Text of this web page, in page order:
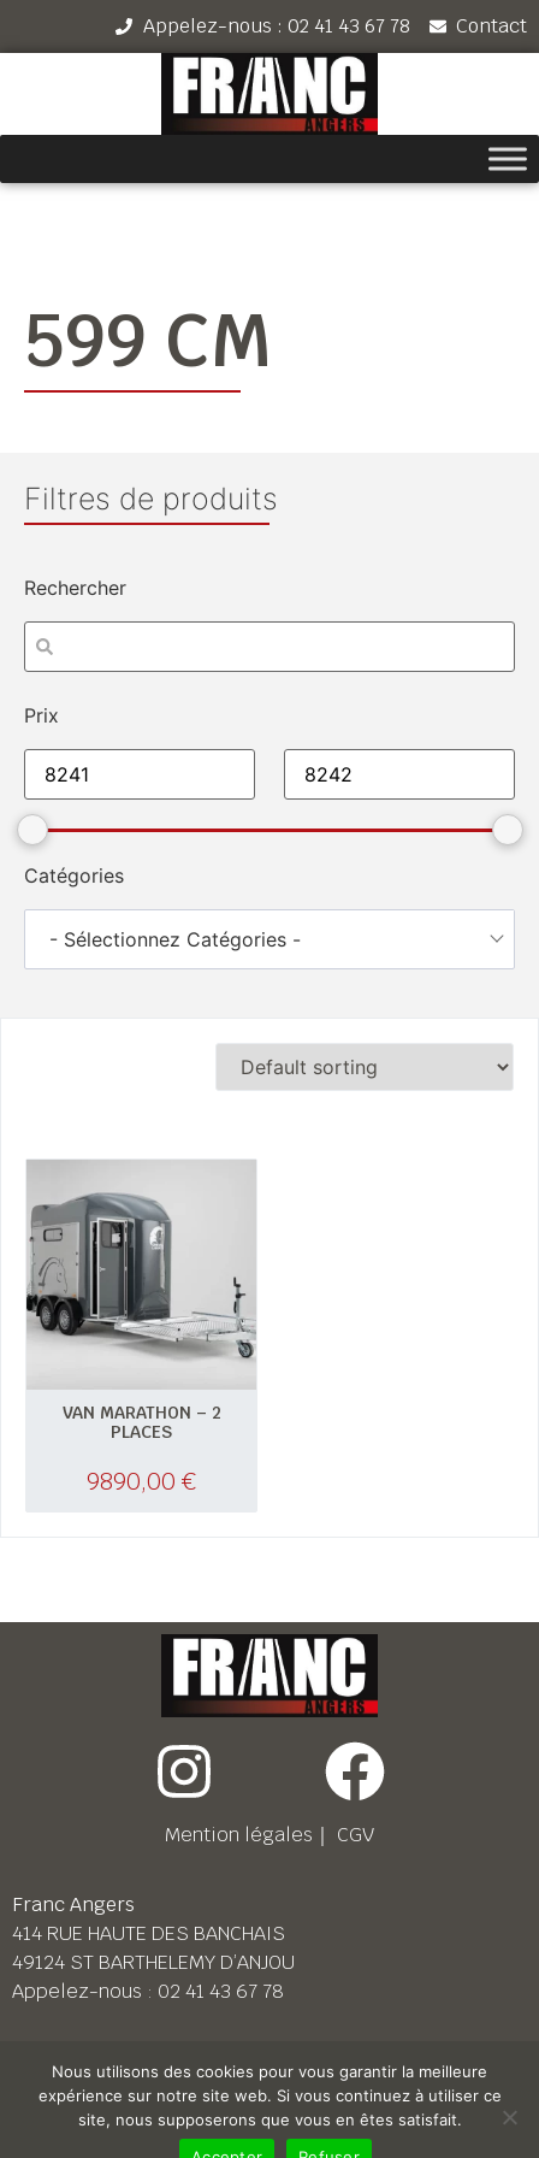
Appelez-nous : 02 41 43 67 78 Contact
599 CM
Filtres de produits
Rechercher
Prix
Catégories
- Sélectionnez Catégories -
VAN MARATHON – 2
PLACES
9890,00 €
Mention légales ｜ CGV
Franc Angers
414 RUE HAUTE DES BANCHAIS
49124 ST BARTHELEMY D’ANJOU
Appelez-nous : 02 41 43 67 78
Franc Le Mans
158 BD PIERRE LEFAUCHEUX
72230 ARNAGE
02 43 87 38 08
Nous utilisons des cookies pour vous garantir la meilleure
expérience sur notre site web. Si vous continuez à utiliser ce
site, nous supposerons que vous en êtes satisfait.